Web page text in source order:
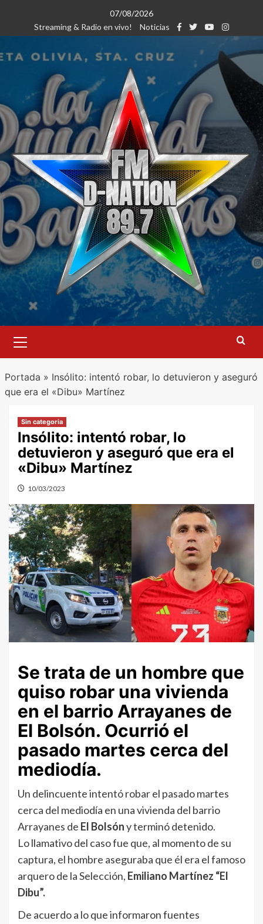
contenido
07/08/2026
Streaming & Radio en vivo!
Noticias
primario
Portada » Insólito: intentó robar, lo detuvieron y aseguró
que era el «Dibu» Martínez
Sin categoria
Insólito: intentó robar, lo
detuvieron y aseguró que era el
«Dibu» Martínez
10/03/2023
Se trata de un hombre que
quiso robar una vivienda
en el barrio Arrayanes de
El Bolsón. Ocurrió el
pasado martes cerca del
mediodía.
Un delincuente intentó robar el pasado martes
cerca del mediodía en una vivienda del barrio
Arrayanes de El Bolsóny terminó detenido.
Lo llamativo del caso fue que, al momento de su
captura, el hombre aseguraba que él era el famoso
arquero de la Selección, Emiliano Martínez “El
Dibu”.
De acuerdo a lo que informaron fuentes